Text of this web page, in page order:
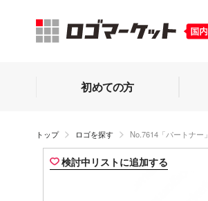
初めての方
トップ ロゴを探す No.7614「パートナー」
検討中リストに追加する